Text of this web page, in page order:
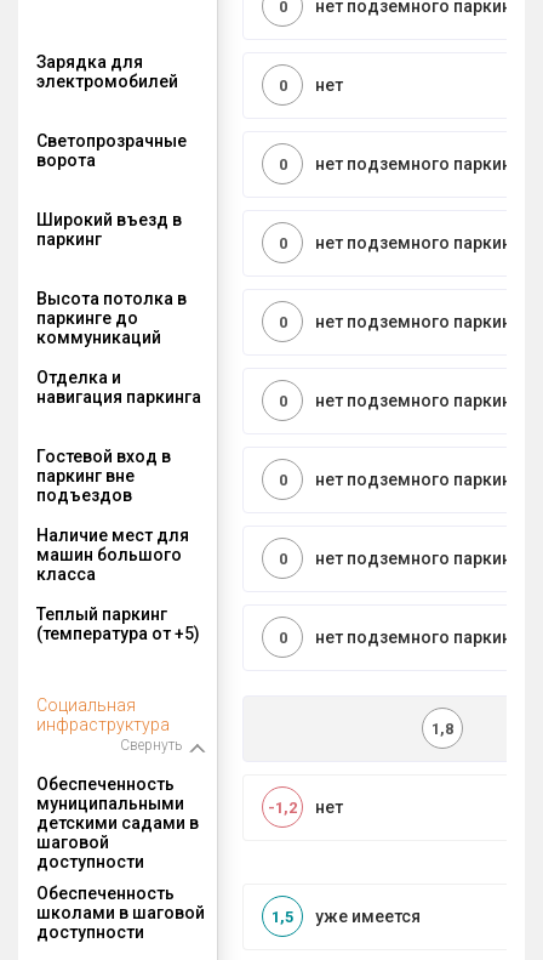
нет подземного паркинга
0
Зарядка для
электромобилей
нет
0
Светопрозрачные
ворота
нет подземного паркинга
0
Широкий въезд в
паркинг
нет подземного паркинга
0
Высота потолка в
паркинге до
коммуникаций
нет подземного паркинга
0
Отделка и
навигация паркинга
нет подземного паркинга
0
Гостевой вход в
паркинг вне
подъездов
нет подземного паркинга
0
Наличие мест для
машин большого
класса
нет подземного паркинга
0
Теплый паркинг
(температура от +5)
нет подземного паркинга
0
Социальная
инфраструктура
Свернуть
1,8
Обеспеченность
муниципальными
детскими садами в
шаговой
доступности
нет
-1,2
Обеспеченность
школами в шаговой
доступности
уже имеется
1,5